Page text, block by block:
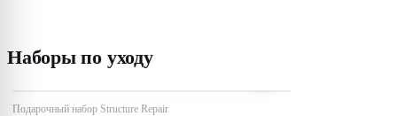
Наборы по уходу
Подарочный набор Structure Repair